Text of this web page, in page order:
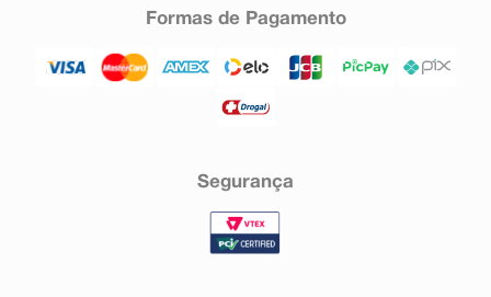
Formas de Pagamento
Segurança